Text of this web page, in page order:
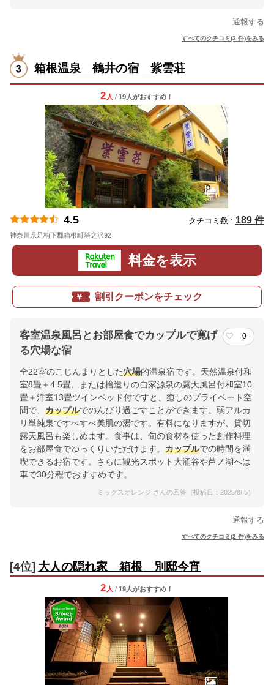
通報する
すべてのクチコミ(3 件)をみる
箱根温泉 鶴井の宿 紫雲荘
2 人 / 19人がおすすめ！
4.5 クチコミ数 : 189 件
神奈川県足柄下郡箱根町塔之沢92
料金を表示
割引クーポンをチェック
客室温泉風呂とお部屋食でカップルで寛げ
る穴場な宿
0
全22室のこじんまりとした穴場的温泉宿です。天然温泉付和
室8畳＋4.5畳、または檜造りの自家源泉の露天風呂付和室10
畳＋洋室13畳ツインベッド付ですと、癒しのプライベート空
間で、 カップルでのんびり過ごすことができます。弱アルカ
リ単純泉ですべすべ美肌の湯です。有料になりますが、貸切
露天風呂も楽しめます。食事は、旬の食材を使った創作料理
をお部屋食でゆっくりいただけます。 カップルでの時間を満
喫できるお宿です。さらに観光スポット大涌谷や芦ノ湖へは
車で30分程でおすすめです。
ミックスオレンジ さんの回答（投稿日：2025/8/ 5）
通報する
すべてのクチコミ(2 件)をみる
[4位] 大人の隠れ家 箱根 別邸今宵
2 人 / 19人がおすすめ！